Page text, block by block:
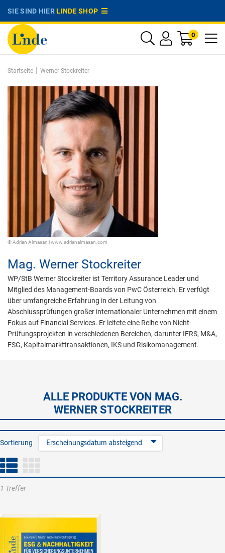
SIE SIND HIERLINDE SHOP
0
Startseite | Werner Stockreiter
© Adrian Almasan | www.adrianalmasan.com
Mag. Werner Stockreiter
WP/StB Werner Stockreiter ist Territory Assurance Leader und
Mitglied des Management-Boards von PwC Österreich. Er verfügt
über umfangreiche Erfahrung in der Leitung von
Abschlussprüfungen großer internationaler Unternehmen mit einem
Fokus auf Financial Services. Er leitete eine Reihe von Nicht-
Prüfungsprojekten in verschiedenen Bereichen, darunter IFRS, M&A,
ESG, Kapitalmarkttransaktionen, IKS und Risikomanagement.
ALLE PRODUKTE VON MAG.
WERNER STOCKREITER
Sortierung Erscheinungsdatum absteigend
1 Treffer